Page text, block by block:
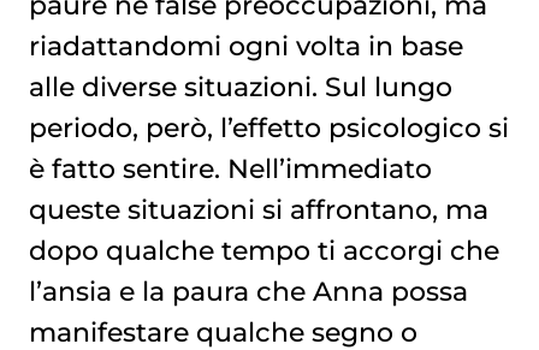
riadattandomi ogni volta in base
alle diverse situazioni. Sul lungo
periodo, però, l’effetto psicologico si
è fatto sentire. Nell’immediato
queste situazioni si affrontano, ma
dopo qualche tempo ti accorgi che
l’ansia e la paura che Anna possa
manifestare qualche segno o